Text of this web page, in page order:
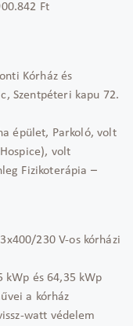
Ft
Kórház és
Szentpéteri kapu 72.
épület, Parkoló, volt
volt
Fizikoterápia –
230 V-os kórházi
kWp és 64,35 kWp
a kórház
watt védelem